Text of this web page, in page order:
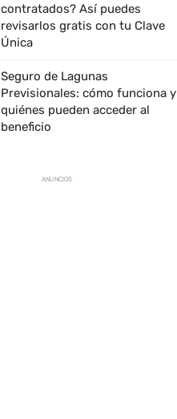
contratados? Así puedes
revisarlos gratis con tu Clave
Única
Seguro de Lagunas
Previsionales: cómo funciona y
quiénes pueden acceder al
beneficio
ANUNCIOS